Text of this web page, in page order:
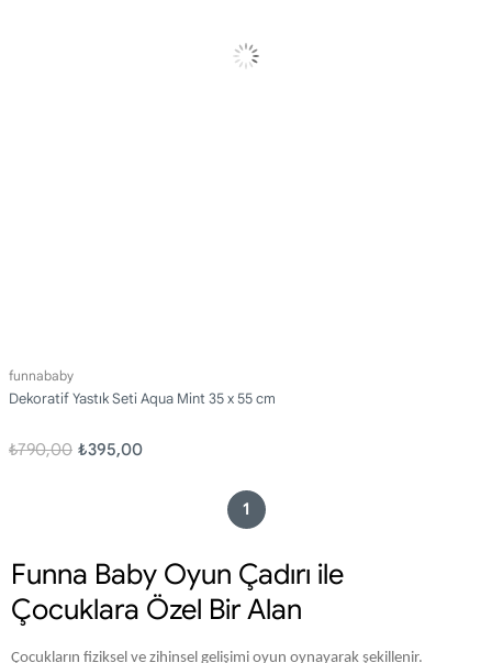
funnababy
Dekoratif Yastık Seti Aqua Mint 35 x 55 cm
₺395,00
₺790,00
1
Funna Baby Oyun Çadırı ile
Çocuklara Özel Bir Alan
Çocukların fiziksel ve zihinsel gelişimi oyun oynayarak şekillenir.